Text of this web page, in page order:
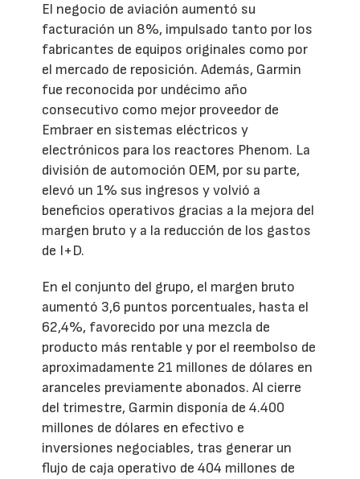
El negocio de aviación aumentó su
facturación un 8%, impulsado tanto por los
fabricantes de equipos originales como por
el mercado de reposición. Además, Garmin
fue reconocida por undécimo año
consecutivo como mejor proveedor de
Embraer en sistemas eléctricos y
electrónicos para los reactores Phenom. La
división de automoción OEM, por su parte,
elevó un 1% sus ingresos y volvió a
beneficios operativos gracias a la mejora del
margen bruto y a la reducción de los gastos
de I+D.
En el conjunto del grupo, el margen bruto
aumentó 3,6 puntos porcentuales, hasta el
62,4%, favorecido por una mezcla de
producto más rentable y por el reembolso de
aproximadamente 21 millones de dólares en
aranceles previamente abonados. Al cierre
del trimestre, Garmin disponía de 4.400
millones de dólares en efectivo e
inversiones negociables, tras generar un
flujo de caja operativo de 404 millones de